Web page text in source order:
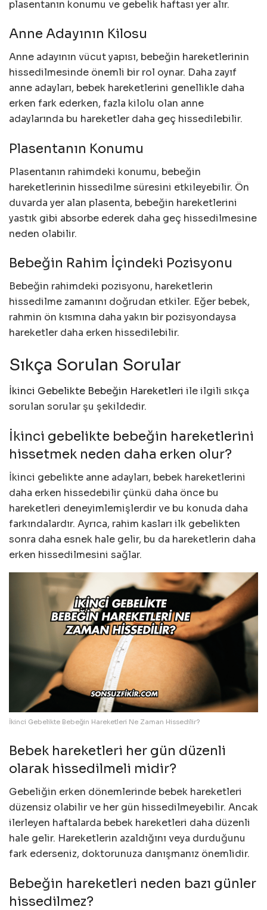
plasentanın konumu ve gebelik haftası yer alır.
Anne Adayının Kilosu
Anne adayının vücut yapısı, bebeğin hareketlerinin
hissedilmesinde önemli bir rol oynar. Daha zayıf
anne adayları, bebek hareketlerini genellikle daha
erken fark ederken, fazla kilolu olan anne
adaylarında bu hareketler daha geç hissedilebilir.
Plasentanın Konumu
Plasentanın rahimdeki konumu, bebeğin
hareketlerinin hissedilme süresini etkileyebilir. Ön
duvarda yer alan plasenta, bebeğin hareketlerini
yastık gibi absorbe ederek daha geç hissedilmesine
neden olabilir.
Bebeğin Rahim İçindeki Pozisyonu
Bebeğin rahimdeki pozisyonu, hareketlerin
hissedilme zamanını doğrudan etkiler. Eğer bebek,
rahmin ön kısmına daha yakın bir pozisyondaysa
hareketler daha erken hissedilebilir.
Sıkça Sorulan Sorular
İkinci Gebelikte Bebeğin Hareketleri ile ilgili sıkça
sorulan sorular şu şekildedir.
İkinci gebelikte bebeğin hareketlerini
hissetmek neden daha erken olur?
İkinci gebelikte anne adayları, bebek hareketlerini
daha erken hissedebilir çünkü daha önce bu
hareketleri deneyimlemişlerdir ve bu konuda daha
farkındalardır. Ayrıca, rahim kasları ilk gebelikten
sonra daha esnek hale gelir, bu da hareketlerin daha
erken hissedilmesini sağlar.
İkinci Gebelikte Bebeğin Hareketleri Ne Zaman Hissedilir?
Bebek hareketleri her gün düzenli
olarak hissedilmeli midir?
Gebeliğin erken dönemlerinde bebek hareketleri
düzensiz olabilir ve her gün hissedilmeyebilir. Ancak
ilerleyen haftalarda bebek hareketleri daha düzenli
hale gelir. Hareketlerin azaldığını veya durduğunu
fark ederseniz, doktorunuza danışmanız önemlidir.
Bebeğin hareketleri neden bazı günler
hissedilmez?